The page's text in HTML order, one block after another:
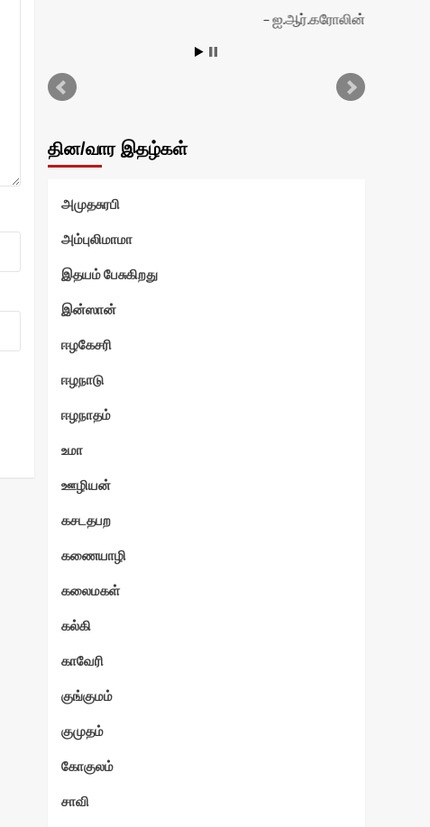
ஐ.ஆர்.கரோலின்
தின/வார இதழ்கள்
அமுதசுரபி
அம்புலிமாமா
இதயம் பேசுகிறது
இன்ஸான்
ஈழகேசரி
ஈழநாடு
ஈழநாதம்
உமா
ஊழியன்
கசடதபற
கணையாழி
கலைமகள்
கல்கி
காவேரி
குங்குமம்
குமுதம்
கோகுலம்
சாவி